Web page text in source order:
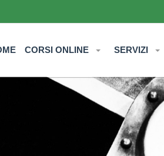
CORSI ONLINE SERVIZI